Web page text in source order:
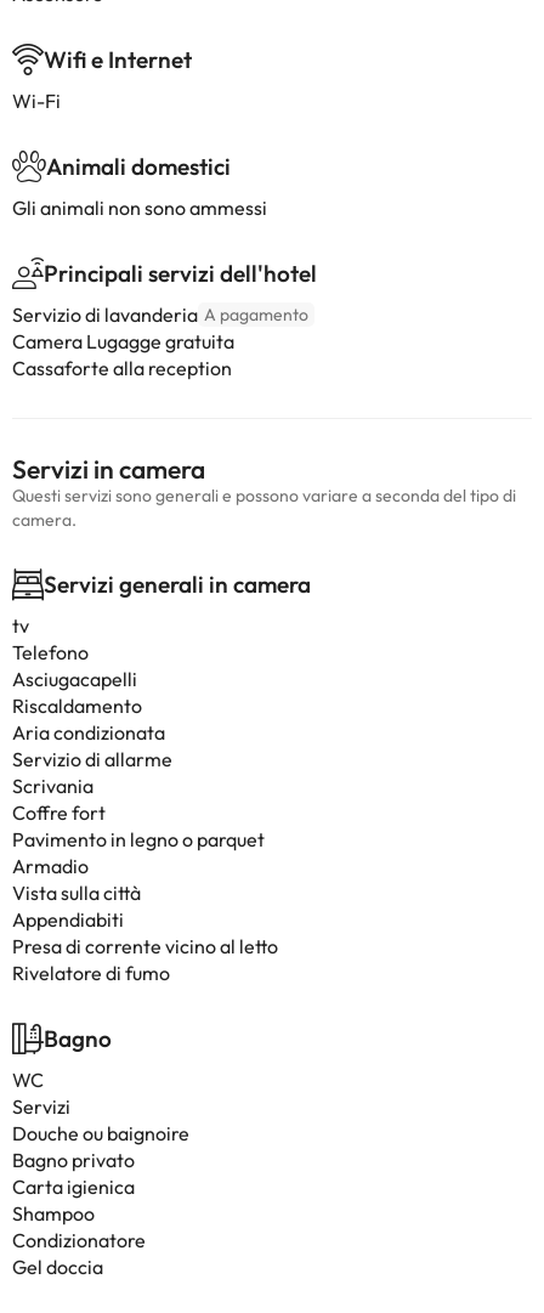
Wifi e Internet
Wi-Fi
Animali domestici
Gli animali non sono ammessi
Principali servizi dell'hotel
Servizio di lavanderia A pagamento
Camera Lugagge gratuita
Cassaforte alla reception
Servizi in camera
Questi servizi sono generali e possono variare a seconda del tipo di
camera.
Servizi generali in camera
tv
Telefono
Asciugacapelli
Riscaldamento
Aria condizionata
Servizio di allarme
Scrivania
Coffre fort
Pavimento in legno o parquet
Armadio
Vista sulla città
Appendiabiti
Presa di corrente vicino al letto
Rivelatore di fumo
Bagno
WC
Servizi
Douche ou baignoire
Bagno privato
Carta igienica
Shampoo
Condizionatore
Gel doccia